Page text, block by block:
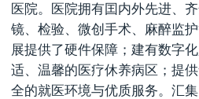
医院。医院拥有囯内外先进、
镜、检验、微创手术、麻醉监
展提供了硬件保障；建有数字
适、温馨的医疗休养病区；提
全的就医环境与优质服务。汇